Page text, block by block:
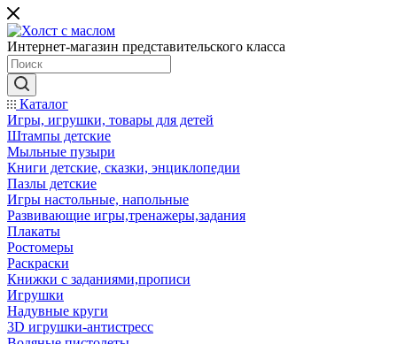
Интернет-магазин представительского класса
Каталог
Игры, игрушки, товары для детей
Штампы детские
Мыльные пузыри
Книги детские, сказки, энциклопедии
Пазлы детские
Игры настольные, напольные
Развивающие игры,тренажеры,задания
Плакаты
Ростомеры
Раскраски
Книжки с заданиями,прописи
Игрушки
Надувные круги
3D игрушки-антистресс